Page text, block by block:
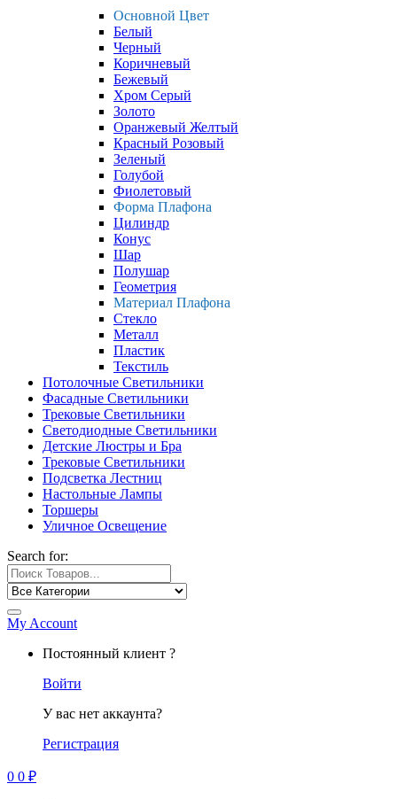
Основной Цвет
Белый
Черный
Коричневый
Бежевый
Хром Серый
Золото
Оранжевый Желтый
Красный Розовый
Зеленый
Голубой
Фиолетовый
Форма Плафона
Цилиндр
Конус
Шар
Полушар
Геометрия
Материал Плафона
Стекло
Металл
Пластик
Текстиль
Потолочные Светильники
Фасадные Светильники
Трековые Светильники
Светодиодные Светильники
Детские Люстры и Бра
Трековые Светильники
Подсветка Лестниц
Настольные Лампы
Торшеры
Уличное Освещение
Search for:
My Account
Постоянный клиент ?
Войти
У вас нет аккаунта?
Регистрация
0 0 ₽